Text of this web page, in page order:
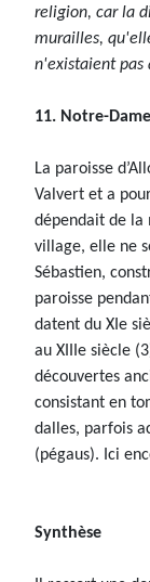
religion, car la
murailles,
n'existaient pas
11. Notre-
La paroisse
Valvert et a
dépendait de la
village, elle ne
Sébastien,
paroisse
datent du XIe
au XIIIe siècle
découvertes
consistant en
dalles, parfois
(pégaus). Ici
Synthèse